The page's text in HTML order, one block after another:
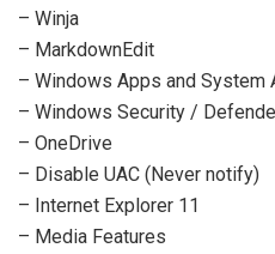
– Winja
– MarkdownEdit
– Windows Apps and System
– Windows Security /
– OneDrive
– Disable UAC (Never notify)
– Internet Explorer 11
– Media Features